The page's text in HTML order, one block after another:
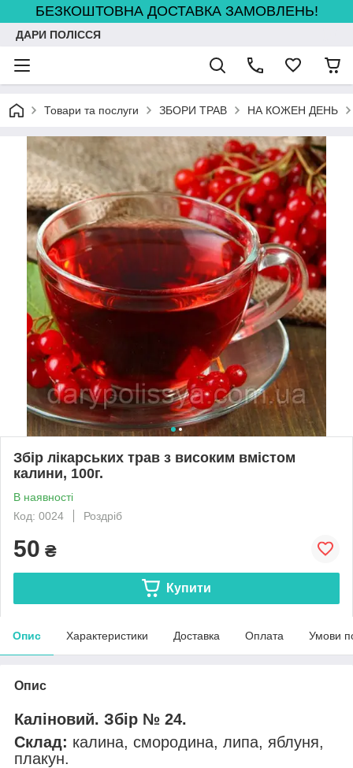
БЕЗКОШТОВНА ДОСТАВКА ЗАМОВЛЕНЬ!
ДАРИ ПОЛІССЯ
Товари та послуги ЗБОРИ ТРАВ НА КОЖЕН ДЕНЬ
Збір лікарських трав з високим вмістом
калини, 100г.
В наявності
Код: 0024
Роздріб
50 ₴
Купити
Опис Характеристики Доставка Оплата Умови
Опис
Каліновий. Збір № 24.
Склад: калина, смородина, липа, яблуня,
плакун.